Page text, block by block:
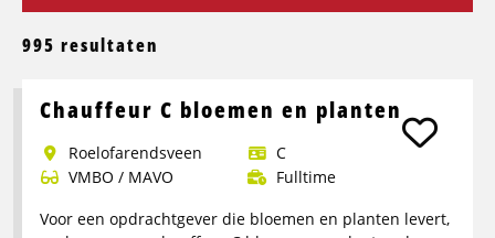
995 resultaten
Chauffeur C bloemen en planten
Roelofarendsveen
C
VMBO / MAVO
Fulltime
Voor een opdrachtgever die bloemen en planten levert,